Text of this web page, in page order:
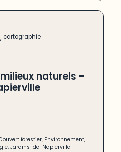
, cartographie
naturels –
forestier, Environnement,
,Jardins-de-Napierville